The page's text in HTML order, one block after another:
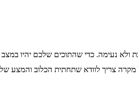
נעימה. כדי שהתוכים שלכם יהיו
מקרה צריך לוודא שתחתית הכלוב והמצע